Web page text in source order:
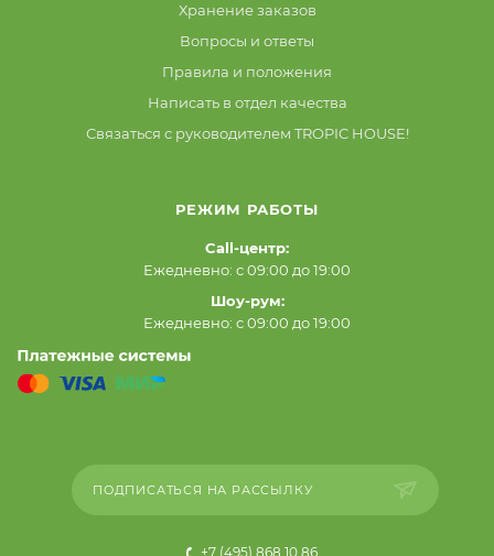
Хранение заказов
Вопросы и ответы
Правила и положения
Написать в отдел качества
Связаться с руководителем TROPIC HOUSE!
РЕЖИМ РАБОТЫ
Call-центр:
Ежедневно: с 09:00 до 19:00
Шоу-рум:
Ежедневно: с 09:00 до 19:00
ПОДПИСАТЬСЯ НА РАССЫЛКУ
+7 (495) 868 10 86